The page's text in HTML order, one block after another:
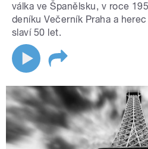
válka ve Španělsku, v roce
deníku Večerník Praha a
slaví 50 let.